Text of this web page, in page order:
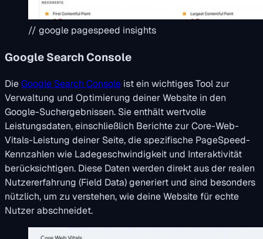
// google pagespeed insights
Google Search Console
DieGoogle Search Console ist ein wichtiges Tool zur
Verwaltung und Optimierung deiner Website in den
Google-Suchergebnissen. Sie enthält wertvolle
Leistungsdaten, einschließlich Berichte zur Core-Web-
Vitals-Leistung deiner Seite, die spezifische PageSpeed-
Kennzahlen wie Ladegeschwindigkeit und Interaktivität
berücksichtigen. Diese Daten werden direkt aus der realen
Nutzererfahrung (Field Data) generiert und sind besonders
nützlich, um zu verstehen, wie deine Website für echte
Nutzer abschneidet.